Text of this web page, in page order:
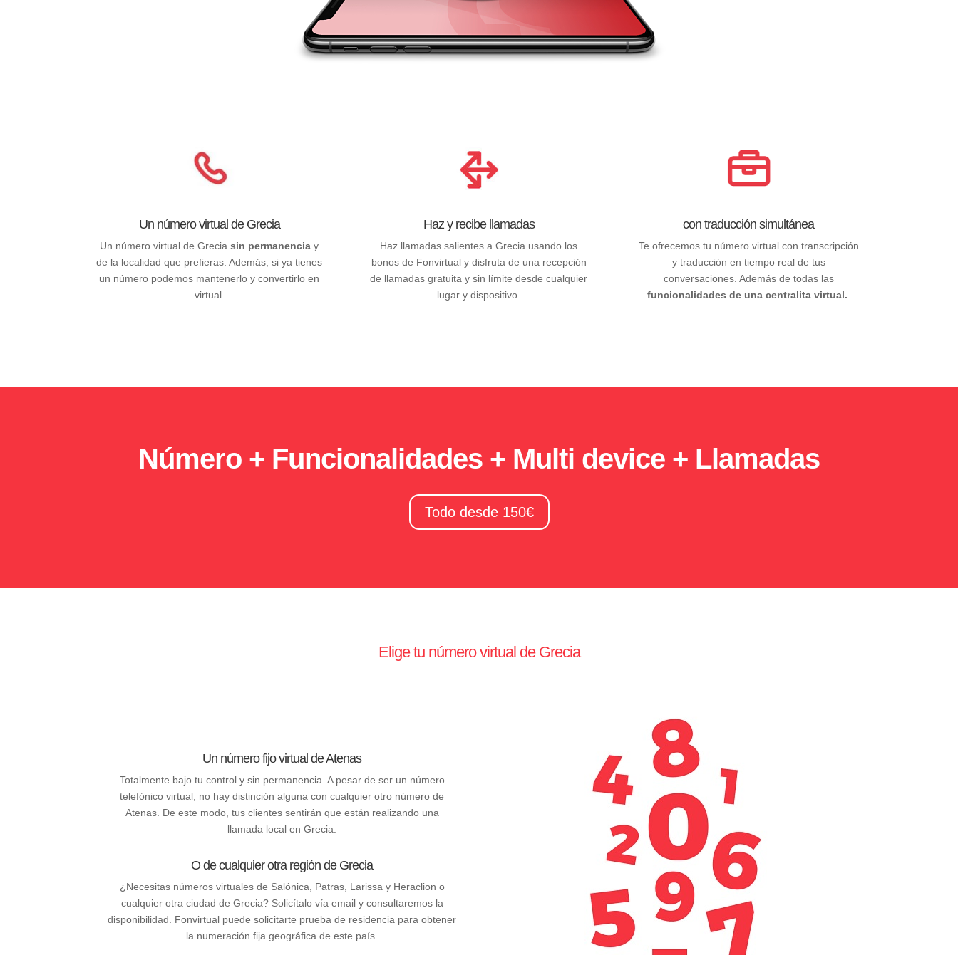
Un número virtual de Grecia
Un número virtual de Grecia sin permanencia y
de la localidad que prefieras. Además, si ya tienes
un número podemos mantenerlo y convertirlo en
virtual.
Haz y recibe llamadas
Haz llamadas salientes a Grecia usando los
bonos de Fonvirtual y disfruta de una recepción
de llamadas gratuita y sin límite desde cualquier
lugar y dispositivo.
con traducción simultánea
Te ofrecemos tu número virtual con transcripción
y traducción en tiempo real de tus
conversaciones. Además de todas las
funcionalidades de una centralita virtual.
Número + Funcionalidades + Multi device + Llamadas
Todo desde 150€
Elige tu número virtual de Grecia
Un número fijo virtual de Atenas
Totalmente bajo tu control y sin permanencia. A pesar de ser un número
telefónico virtual, no hay distinción alguna con cualquier otro número de
Atenas. De este modo, tus clientes sentirán que están realizando una
llamada local en Grecia.
O de cualquier otra región de Grecia
¿Necesitas números virtuales de Salónica, Patras, Larissa y Heraclion o
cualquier otra ciudad de Grecia? Solicítalo vía email y consultaremos la
disponibilidad. Fonvirtual puede solicitarte prueba de residencia para obtener
la numeración fija geográfica de este país.